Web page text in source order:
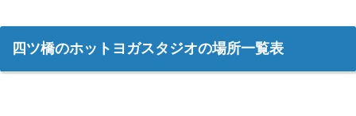
四ツ橋のホットヨガスタジオの場所一覧表